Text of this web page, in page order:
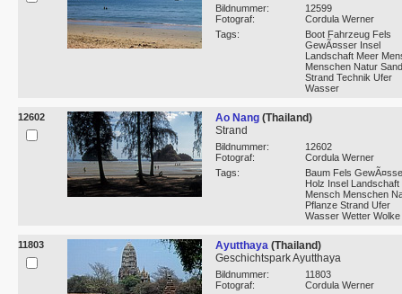
Bildnummer:
12599
Fotograf:
Cordula Werner
Tags:
Boot Fahrzeug Fels
GewÃ¤sser Insel
Landschaft Meer
Menschen Natur Sand
Strand Technik Ufer
Wasser
12602 Ao Nang (Thailand)
Strand
Bildnummer:
12602
Fotograf:
Cordula Werner
Tags:
Baum Fels
Holz Insel Landschaft
Mensch Menschen
Pflanze Strand Ufer
Wasser Wetter Wolke
11803 Ayutthaya (Thailand)
Geschichtspark Ayutthaya
Bildnummer:
11803
Fotograf:
Cordula Werner